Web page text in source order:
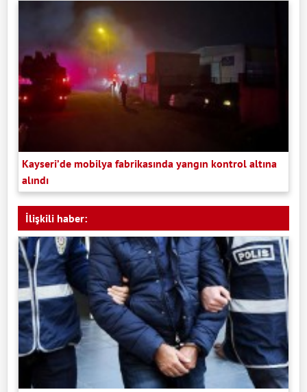
Kayseri’de mobilya fabrikasında yangın kontrol altına
alındı
İlişkili haber: